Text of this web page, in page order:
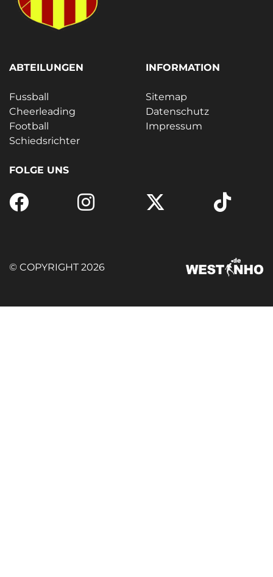
ABTEILUNGEN
Fussball
Cheerleading
Football
Schiedsrichter
INFORMATION
Sitemap
Datenschutz
Impressum
FOLGE UNS
© COPYRIGHT 2026